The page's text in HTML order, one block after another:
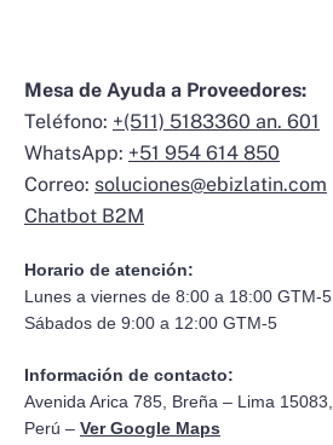
Mesa de Ayuda a Proveedores:
Teléfono: +(511) 5183360 an. 601
WhatsApp: +51 954 614 850
Correo: soluciones@ebizlatin.com
Chatbot B2M
Horario de atención:
Lunes a viernes de 8:00 a 18:00 GTM-5
Sábados de 9:00 a 12:00 GTM-5
Información de contacto:
Avenida Arica 785, Breña – Lima 15083,
Perú – Ver Google Maps